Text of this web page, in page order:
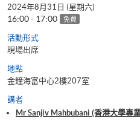
2024年8月31日 (星期六)
16:00 - 17:00 免費
活動形式
現場出席
地點
金鐘海富中心2樓207室
講者
Mr Sanjiv Mahbubani (香港大學專